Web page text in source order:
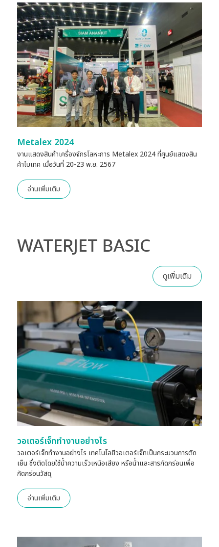
Metalex 2024
งานแสดงสินค้าเครื่องจักรโลหะการ Metalex 2024 ที่ศูนย์แสดงสิน
ค้าไบเทค เมื่อวันที่ 20-23 พ.ย. 2567
อ่านเพิ่มเติม
WATERJET BASIC
ดูเพิ่มเติม
วอเตอร์เจ็ททำงานอย่างไร
วอเตอร์เจ็ททำงานอย่างไร เทคโนโลยีวอเตอร์เจ็ทเป็นกระบวนการตัด
เย็น ซึ่งตัดโดยใช้น้ําความเร็วเหนือเสียง หรือน้ําและสารกัดกร่อนเพื่อ
กัดกร่อนวัสดุ
อ่านเพิ่มเติม